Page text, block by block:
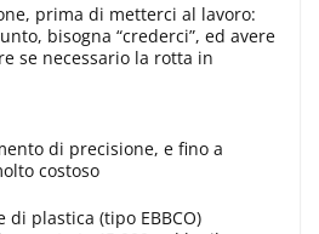
prima di metterci al lavoro:
bisogna “crederci”, ed avere
se necessario la rotta in
di precisione, e fino a
costoso
plastica (tipo EBBCO)